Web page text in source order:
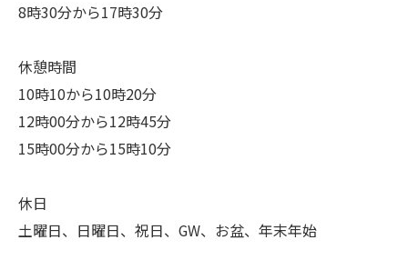
8時30分から17時30分
休憩時間
10時10から10時20分
12時00分から12時45分
15時00分から15時10分
休日
土曜日、日曜日、祝日、GW、お盆、年末年始